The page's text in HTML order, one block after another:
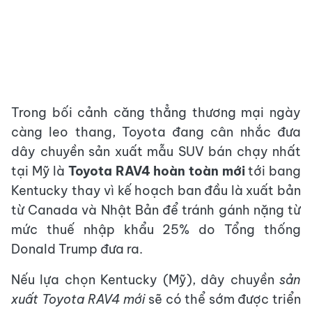
Trong bối cảnh căng thẳng thương mại ngày
càng leo thang, Toyota đang cân nhắc đưa
dây chuyền sản xuất mẫu SUV bán chạy nhất
tại Mỹ là Toyota RAV4 hoàn toàn mớitới bang
Kentucky thay vì kế hoạch ban đầu là xuất bản
từ Canada và Nhật Bản để tránh gánh nặng từ
mức thuế nhập khẩu 25% do Tổng thống
Donald Trump đưa ra.
Nếu lựa chọn Kentucky (Mỹ), dây chuyền sản
xuất Toyota RAV4 mớisẽ có thể sớm được triển